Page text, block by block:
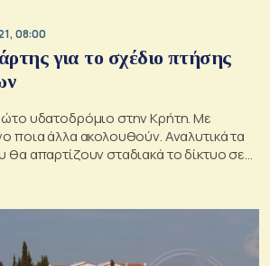
08:00
για το σχέδιο πτήσης
υδατοδρόμιο στην Κρήτη. Με
ποια άλλα ακολουθούν. Αναλυτικά τα
απαρτίζουν σταδιακά το δίκτυο σε